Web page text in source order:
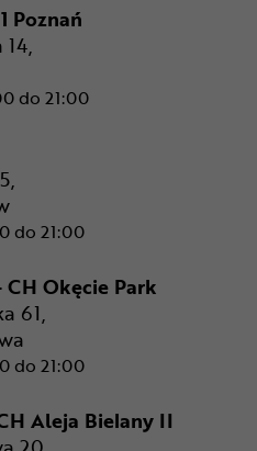
Poznań
do 21:00
Poznań - M1 Poznań
do 21:00
Rzeszów
CH Okęcie Park
61,
do 21:00
Warszawa - CH Okęcie
Aleja Bielany II